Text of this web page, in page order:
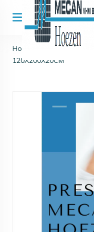
Home Hoezen>Matras
120X200X20CM